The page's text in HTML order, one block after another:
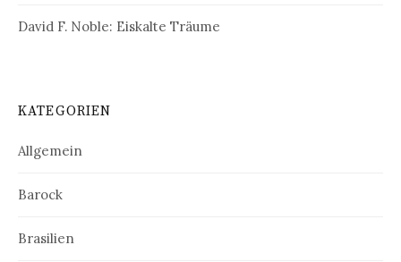
David F. Noble: Eiskalte Träume
KATEGORIEN
Allgemein
Barock
Brasilien